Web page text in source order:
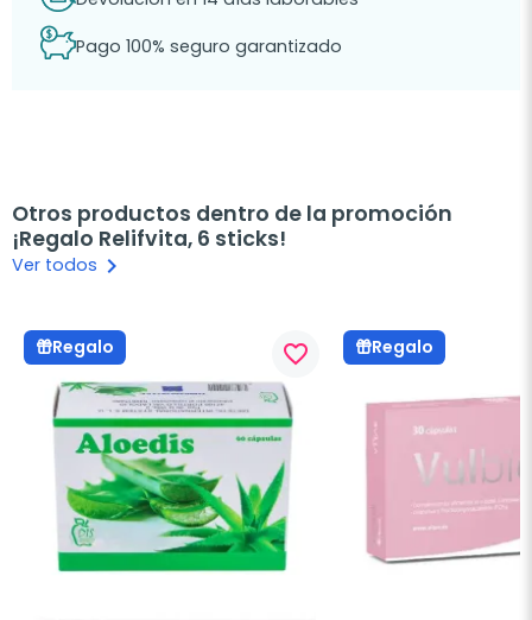
Pago 100% seguro garantizado
Otros productos dentro de la promoción
¡Regalo Relifvita, 6 sticks!
Ver todos keyboard_arrow_right
Regalo favorite_border Regalo